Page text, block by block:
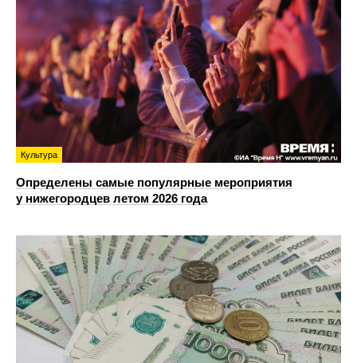
Культура
Определены самые популярные мероприятия
у нижегородцев летом 2026 года